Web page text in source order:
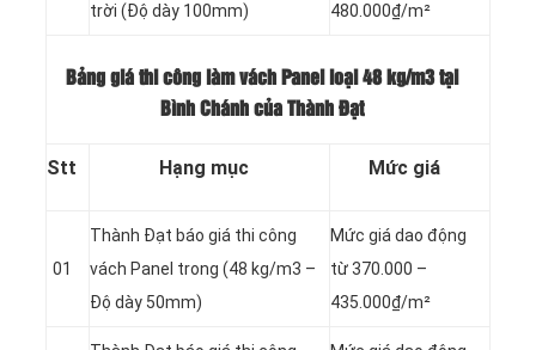
trời (Độ dày 100mm)
480.000₫/m²
Bảng giá thi công làm vách Panel loại 48 kg/m3 tại
Bình Chánh của Thành Đạt
Stt Hạng mục Mức giá
01
Thành Đạt báo giá thi công
vách Panel trong (48 kg/m3 –
Độ dày 50mm)
Mức giá dao động
từ 370.000 –
435.000₫/m²